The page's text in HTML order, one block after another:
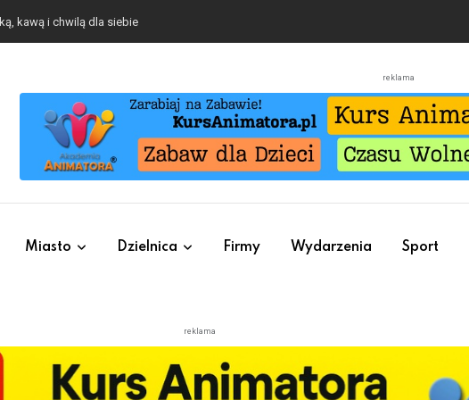
kawą i chwilą dla siebie
reklama
Miasto Dzielnica Firmy Wydarzenia Sport
reklama